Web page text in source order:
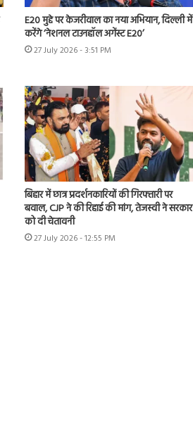
E20 मुद्दे पर केजरीवाल का नया अभियान, दिल्ली में
करेंगे ‘नेशनल टाउनहॉल अगेंस्ट E20’
27 July 2026 - 3:51 PM
बिहार में छात्र प्रदर्शनकारियों की गिरफ्तारी पर
बवाल, CJP ने की रिहाई की मांग, तेजस्वी ने सरकार
को दी चेतावनी
27 July 2026 - 12:55 PM